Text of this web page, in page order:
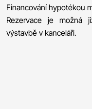
Financování hypotékou
Rezervace je možná
výstavbě v kanceláři.